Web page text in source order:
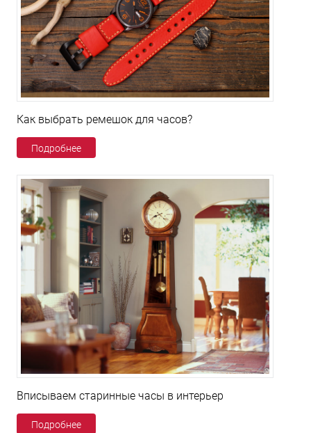
Как выбрать ремешок для часов?
Подробнее
Вписываем старинные часы в интерьер
Подробнее